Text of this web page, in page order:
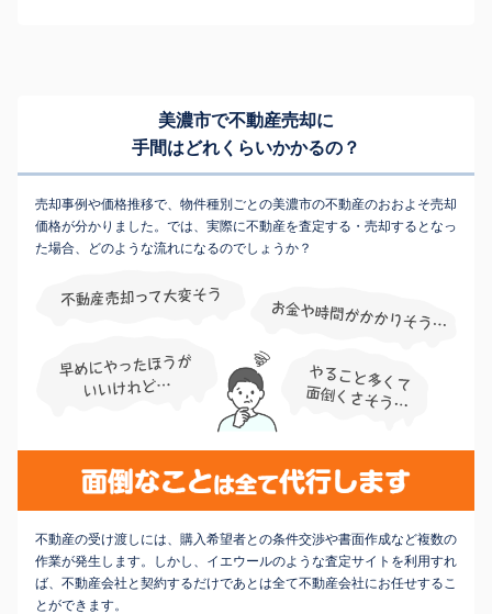
美濃市で不動産売却に
手間はどれくらいかかるの？
売却事例や価格推移で、物件種別ごとの美濃市の不動産のおおよそ売却
価格が分かりました。では、実際に不動産を査定する・売却するとなっ
た場合、どのような流れになるのでしょうか？
不動産の受け渡しには、購入希望者との条件交渉や書面作成など複数の
作業が発生します。しかし、イエウールのような査定サイトを利用すれ
ば、不動産会社と契約するだけであとは全て不動産会社にお任せするこ
とができます。